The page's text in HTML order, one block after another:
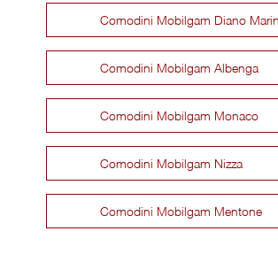
Comodini Mobilgam Diano
Comodini Mobilgam Albenga
Comodini Mobilgam Monaco
Comodini Mobilgam Nizza
Comodini Mobilgam Mentone